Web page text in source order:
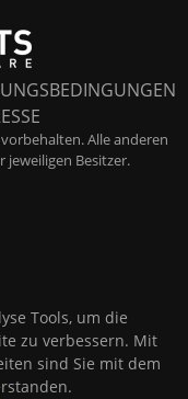
Alle anderen
jeweiligen Besitzer.
Tools, um die
zu verbessern. Mit
sind Sie mit dem